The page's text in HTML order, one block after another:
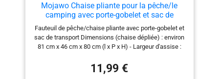
Mojawo Chaise pliante pour la pêche/le
camping avec porte-gobelet et sac de
transport Vert
Fauteuil de pêche/chaise pliante avec porte-gobelet et
sac de transport Dimensions (chaise dépliée) : environ
81 cm x 46 cm x 80 cm (l x P x H) - Largeur d'assise :
Matériau de la structure : acier (revêtu par
pulvérisation) Pliable Couleur : voir couleurs au choix
11,99 €